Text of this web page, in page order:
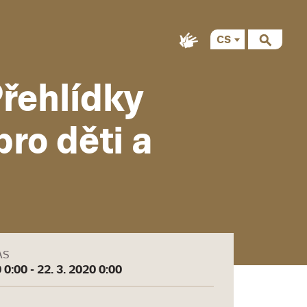
CS
děti a
0:00 - 22. 3. 2020 0:00